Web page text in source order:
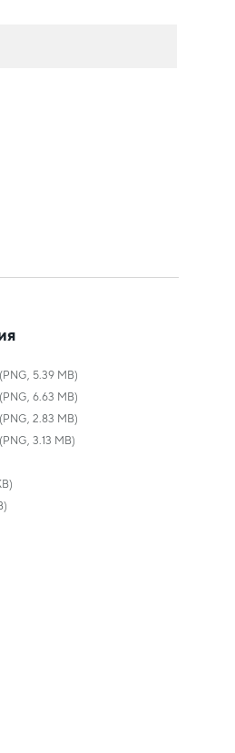
(PNG, 5.39 MB)
(PNG, 6.63 MB)
(PNG, 2.83 MB)
(PNG, 3.13 MB)